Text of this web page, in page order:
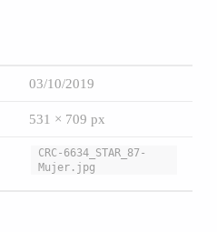
03/10/2019
531 × 709 px
CRC-6634_STAR_87-
Mujer.jpg